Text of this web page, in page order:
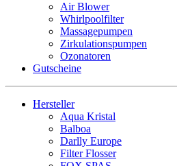
Air Blower
Whirlpoolfilter
Massagepumpen
Zirkulationspumpen
Ozonatoren
Gutscheine
Hersteller
Aqua Kristal
Balboa
Darlly Europe
Filter Flosser